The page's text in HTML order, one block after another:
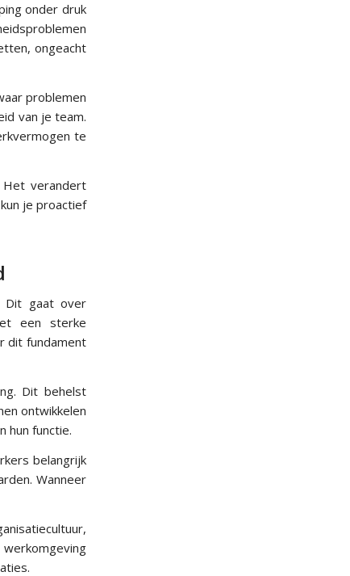
onder druk
ongeacht
problemen
van je team.
te
verandert
je proactief
Dit gaat over
een sterke
dit fundament
Dit behelst
ontwikkelen
hun functie.
belangrijk
Wanneer